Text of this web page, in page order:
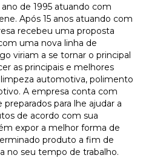
de 1995 atuando com
Após 15 anos atuando com
recebeu uma proposta
uma nova linha de
viriam a se tornar o principal
as principais e melhores
automotiva, polimento
A empresa conta com
para lhe ajudar a
de acordo com sua
expor a melhor forma de
produto a fim de
no seu tempo de trabalho.